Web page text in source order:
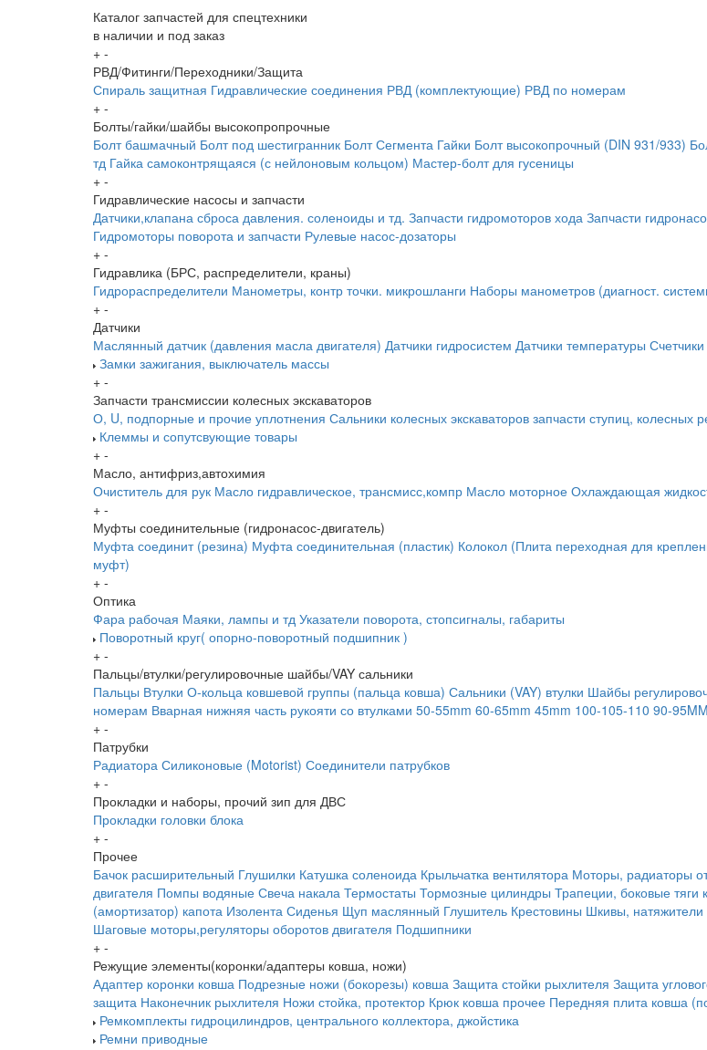
Каталог запчастей для спецтехники
в наличии и под заказ
+ -
РВД/Фитинги/Переходники/Защита
Спираль защитная Гидравлические соединения РВД (комплектующие) РВД по номерам
+ -
Болты/гайки/шайбы высокопропрочные
Болт башмачный Болт под шестигранник Болт Сегмента Гайки Болт высокопрочный (DIN 931/933)
тд Гайка самоконтрящаяся (с нейлоновым кольцом) Мастер-болт для гусеницы
+ -
Гидравлические насосы и запчасти
Датчики,клапана сброса давления. соленоиды и тд. Запчасти гидромоторов хода Запчасти
Гидромоторы поворота и запчасти Рулевые насос-дозаторы
+ -
Гидравлика (БРС, распределители, краны)
Гидрораспределители Манометры, контр точки. микрошланги Наборы манометров (диагност.
+ -
Датчики
Маслянный датчик (давления масла двигателя) Датчики гидросистем Датчики температуры
Замки зажигания, выключатель массы
+ -
Запчасти трансмиссии колесных экскаваторов
О, U, подпорные и прочие уплотнения Сальники колесных экскаваторов запчасти ступиц, колесных
Клеммы и сопутсвующие товары
+ -
Масло, антифриз,автохимия
Очиститель для рук Масло гидравлическое, трансмисс,компр Масло моторное Охлаждающая
+ -
Муфты соединительные (гидронасос-двигатель)
Муфта соединит (резина) Муфта соединительная (пластик) Колокол (Плита переходная для
муфт)
+ -
Оптика
Фара рабочая Маяки, лампы и тд Указатели поворота, стопсигналы, габариты
Поворотный круг( опорно-поворотный подшипник )
+ -
Пальцы/втулки/регулировочные шайбы/VAY сальники
Пальцы Втулки О-кольца ковшевой группы (пальца ковша) Сальники (VAY) втулки Шайбы
номерам Вварная нижняя часть рукояти со втулками 50-55mm 60-65mm 45mm 100-105-110 90-95MM
+ -
Патрубки
Радиатора Силиконовые (Motorist) Соединители патрубков
+ -
Прокладки и наборы, прочий зип для ДВС
Прокладки головки блока
+ -
Прочее
Бачок расширительный Глушилки Катушка соленоида Крыльчатка вентилятора Моторы, радиаторы
двигателя Помпы водяные Свеча накала Термостаты Тормозные цилиндры Трапеции, боковые тяги
(амортизатор) капота Изолента Сиденья Щуп маслянный Глушитель Крестовины Шкивы,
Шаговые моторы,регуляторы оборотов двигателя Подшипники
+ -
Режущие элементы(коронки/адаптеры ковша, ножи)
Адаптер коронки ковша Подрезные ножи (бокорезы) ковша Защита стойки рыхлителя Защита
защита Наконечник рыхлителя Ножи стойка, протектор Крюк ковша прочее Передняя плита ковша
Ремкомплекты гидроцилиндров, центрального коллектора, джойстика
Ремни приводные